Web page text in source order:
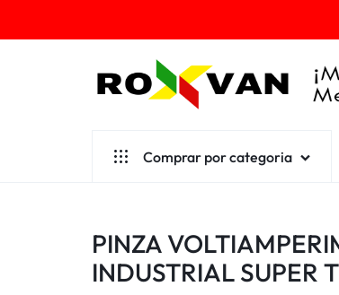
¡MÁS
MENOS!
Comprar por categoria
Cafetería
Escolares
PINZA
INDUSTRIAL SUPER